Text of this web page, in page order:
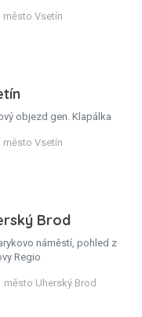
město Vsetín
objezd gen. Klapálka
město Vsetín
Brod
náměstí, pohled z
Regio
město Uherský Brod